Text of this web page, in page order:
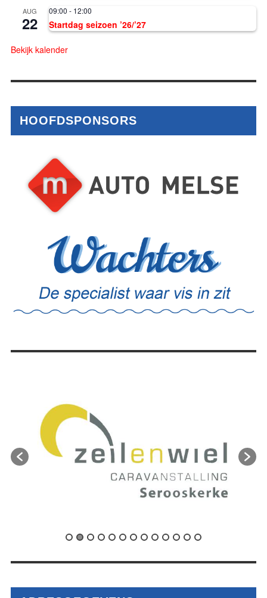
AUG
22
09:00 - 12:00
Startdag seizoen ’26/’27
Bekijk kalender
HOOFDSPONSORS